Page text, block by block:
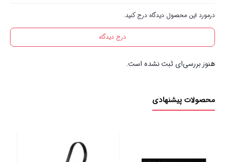
درمورد این محصول دیدگاه درج کنید.
درج دیدگاه
هنوز بررسی‌ای ثبت نشده است.
محصولات پیشنهادی